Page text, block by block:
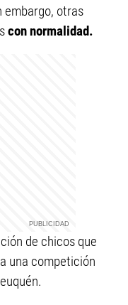
embargo, otras
con normalidad.
de chicos que
una competición